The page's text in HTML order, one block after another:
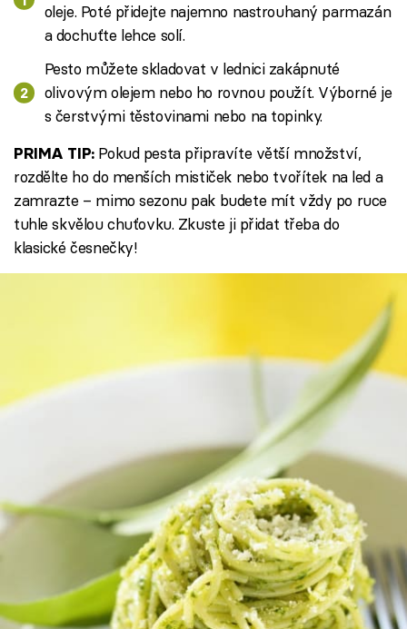
oleje. Poté přidejte najemno nastrouhaný parmazán
a dochuťte lehce solí.
Pesto můžete skladovat v lednici zakápnuté
olivovým olejem nebo ho rovnou použít. Výborné je
s čerstvými těstovinami nebo na topinky.
PRIMA TIP:Pokud pesta připravíte větší množství,
rozdělte ho do menších mističek nebo tvořítek na led a
zamrazte – mimo sezonu pak budete mít vždy po ruce
tuhle skvělou chuťovku. Zkuste ji přidat třeba do
klasické česnečky!